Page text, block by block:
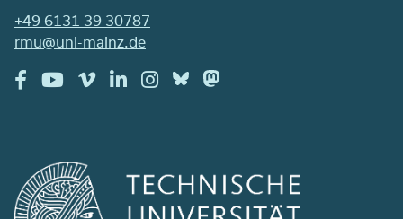
+49 6131 39 30787
rmu@uni-mainz.de